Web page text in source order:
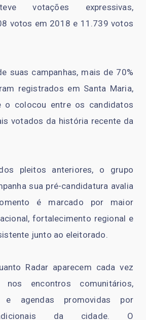
votações expressivas,
votos em 2018 e 11.739 votos
suas campanhas, mais de 70%
registrados em Santa Maria,
o colocou entre os candidatos
votados da história recente da
pleitos anteriores, o grupo
sua pré-candidatura avalia
é marcado por maior
fortalecimento regional e
junto ao eleitorado.
Radar aparecem cada vez
nos encontros comunitários,
e agendas promovidas por
da cidade. O